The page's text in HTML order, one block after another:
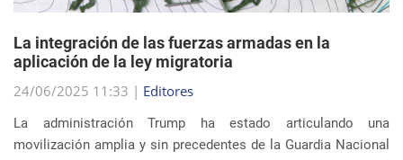
aplicación de la ley migratoria
24/06/2025 11:33 |Editores
La administración Trump ha estado articulando una
movilización amplia y sin precedentes de la Guardia Nacional
para actuar directamente en las operaciones de control